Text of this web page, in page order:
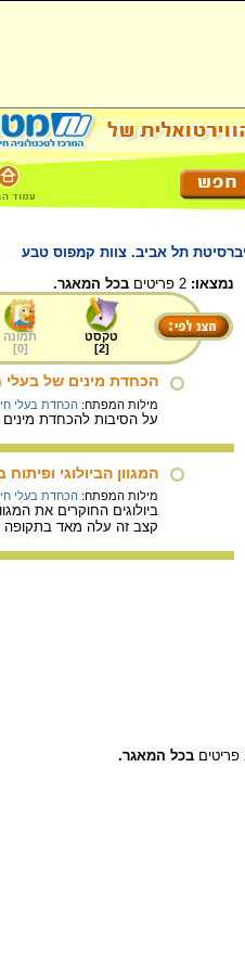
תל אביב. צוות קמפוס טבע
נמצאו: בכל המאגר.
טקסט
[
2
]
תמונה
[
0
]
הכחדת מינים של בעלי
מילות המפתח: הכחדת בעלי
על הסיבות להכחדת מינים
המגוון הביולוגי
מילות המפתח: הכחדת בעלי
קצב זה עלה מאד בתקופה
בכל המאגר.